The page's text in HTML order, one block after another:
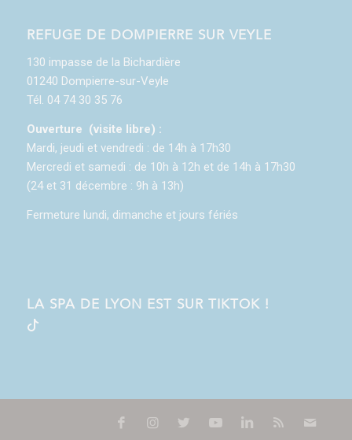
REFUGE DE DOMPIERRE SUR VEYLE
130 impasse de la Bichardière
01240 Dompierre-sur-Veyle
Tél. 04 74 30 35 76
Ouverture (visite libre) :
Mardi, jeudi et vendredi : de 14h à 17h30
Mercredi et samedi : de 10h à 12h et de 14h à 17h30
(24 et 31 décembre : 9h à 13h)
Fermeture lundi, dimanche et jours fériés
LA SPA DE LYON EST SUR TIKTOK !